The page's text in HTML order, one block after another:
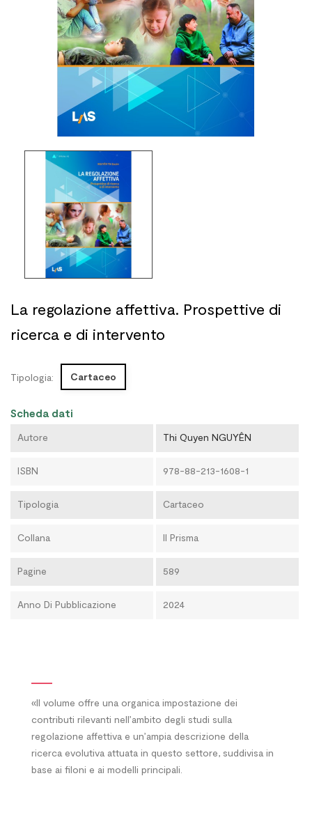
La regolazione affettiva. Prospettive di
ricerca e di intervento
Tipologia: Cartaceo
Scheda dati
Autore Thi Quyen NGUYÊN
ISBN 978-88-213-1608-1
Tipologia Cartaceo
Collana Il Prisma
Pagine 589
Anno Di Pubblicazione 2024
«Il volume offre una organica impostazione dei
contributi rilevanti nell’ambito degli studi sulla
regolazione affettiva e un’ampia descrizione della
ricerca evolutiva attuata in questo settore, suddivisa in
base ai filoni e ai modelli principali.